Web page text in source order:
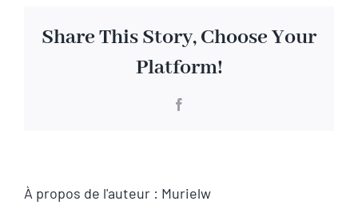
Les photos du camping
Share This Story, Choose Your
Platform!
À propos de l'auteur : Murielw